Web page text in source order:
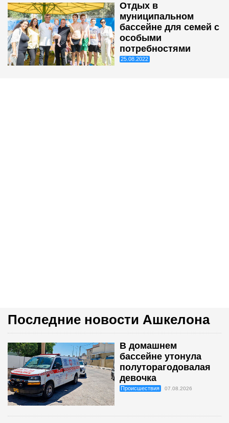
Отдых в
муниципальном
бассейне для семей с
особыми
потребностями
25.08.2022
Последние новости Ашкелона
В домашнем
бассейне утонула
полуторагодовалая
девочка
Происшествия 07.08.2026